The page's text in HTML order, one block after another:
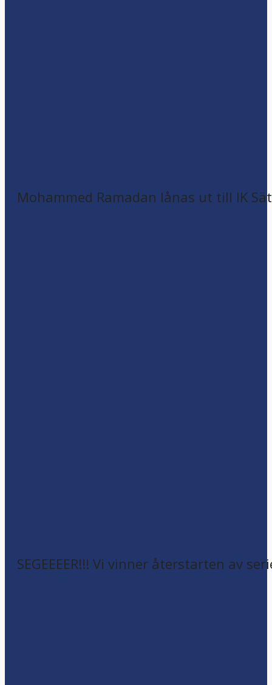
Mohammed Ramadan lånas ut till IK
SEGEEEER!!! Vi vinner återstarten av